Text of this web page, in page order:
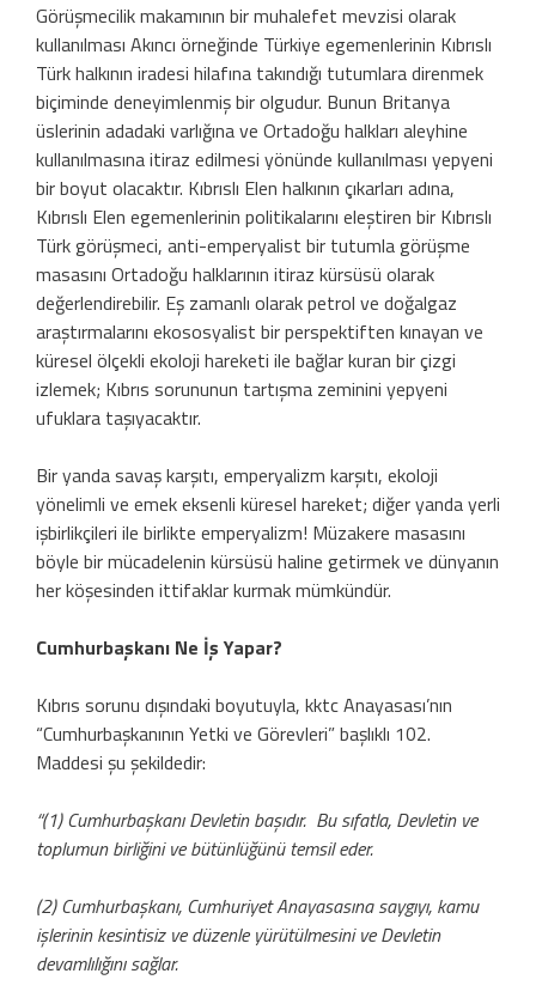
Görüşmecilik makamının bir muhalefet mevzisi olarak
kullanılması Akıncı örneğinde Türkiye egemenlerinin Kıbrıslı
Türk halkının iradesi hilafına takındığı tutumlara direnmek
biçiminde deneyimlenmiş bir olgudur. Bunun Britanya
üslerinin adadaki varlığına ve Ortadoğu halkları aleyhine
kullanılmasına itiraz edilmesi yönünde kullanılması yepyeni
bir boyut olacaktır. Kıbrıslı Elen halkının çıkarları adına,
Kıbrıslı Elen egemenlerinin politikalarını eleştiren bir Kıbrıslı
Türk görüşmeci, anti-emperyalist bir tutumla görüşme
masasını Ortadoğu halklarının itiraz kürsüsü olarak
değerlendirebilir. Eş zamanlı olarak petrol ve doğalgaz
araştırmalarını ekososyalist bir perspektiften kınayan ve
küresel ölçekli ekoloji hareketi ile bağlar kuran bir çizgi
izlemek; Kıbrıs sorununun tartışma zeminini yepyeni
ufuklara taşıyacaktır.
Bir yanda savaş karşıtı, emperyalizm karşıtı, ekoloji
yönelimli ve emek eksenli küresel hareket; diğer yanda yerli
işbirlikçileri ile birlikte emperyalizm! Müzakere masasını
böyle bir mücadelenin kürsüsü haline getirmek ve dünyanın
her köşesinden ittifaklar kurmak mümkündür.
Cumhurbaşkanı Ne İş Yapar?
Kıbrıs sorunu dışındaki boyutuyla, kktc Anayasası’nın
“Cumhurbaşkanının Yetki ve Görevleri” başlıklı 102.
Maddesi şu şekildedir:
“(1) Cumhurbaşkanı Devletin başıdır. Bu sıfatla, Devletin ve
toplumun birliğini ve bütünlüğünü temsil eder.
(2) Cumhurbaşkanı, Cumhuriyet Anayasasına saygıyı, kamu
işlerinin kesintisiz ve düzenle yürütülmesini ve Devletin
devamlılığını sağlar.